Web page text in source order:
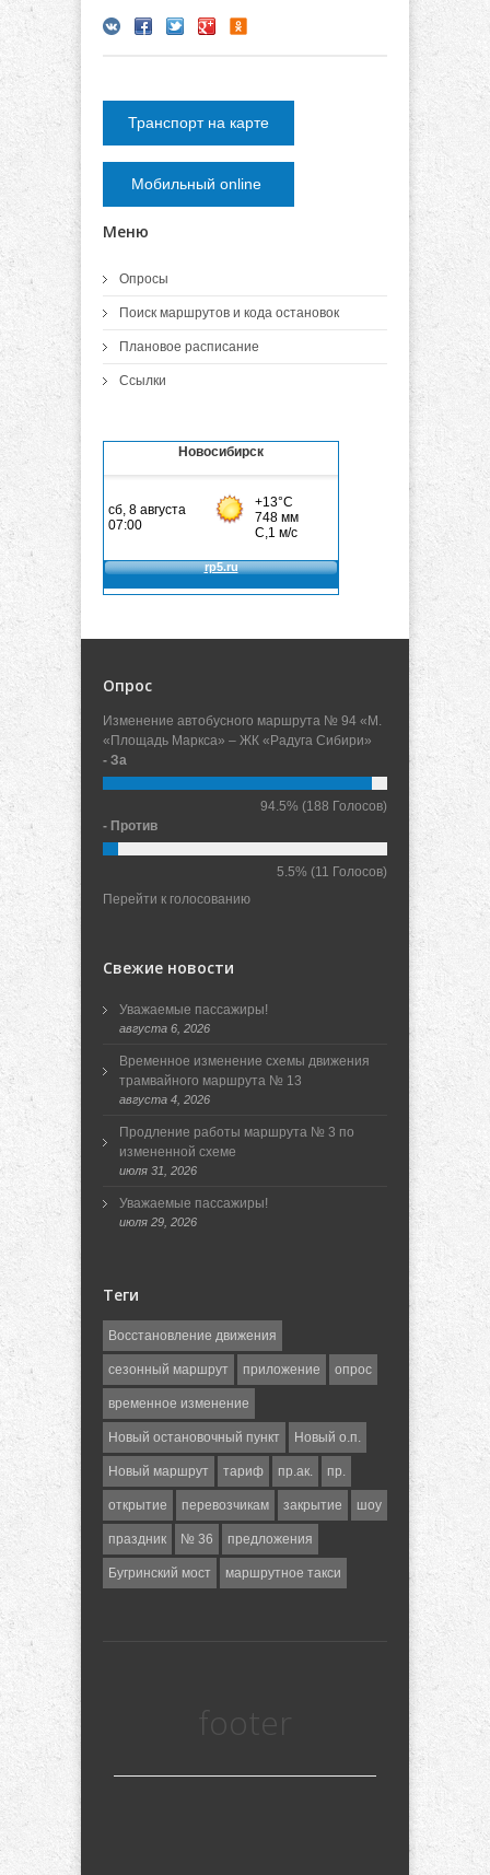
Транспорт на карте
Мобильный online
Меню
Опросы
Поиск маршрутов и кода остановок
Плановое расписание
Ссылки
Новосибирск
Опрос
Изменение автобусного маршрута № 94 «М.
«Площадь Маркса» – ЖК «Радуга Сибири»
- За
94.5% (188 Голосов)
- Против
5.5% (11 Голосов)
Перейти к голосованию
Свежие новости
Уважаемые пассажиры!
августа 6, 2026
Временное изменение схемы движения
трамвайного маршрута № 13
августа 4, 2026
Продление работы маршрута № 3 по
измененной схеме
июля 31, 2026
Уважаемые пассажиры!
июля 29, 2026
Теги
Восстановление движения
сезонный маршрут приложение опрос
временное изменение
Новый остановочный пункт Новый о.п.
Новый маршрут тариф пр.ак. пр.
открытие перевозчикам закрытие шоу
праздник № 36 предложения
Бугринский мост маршрутное такси
footer